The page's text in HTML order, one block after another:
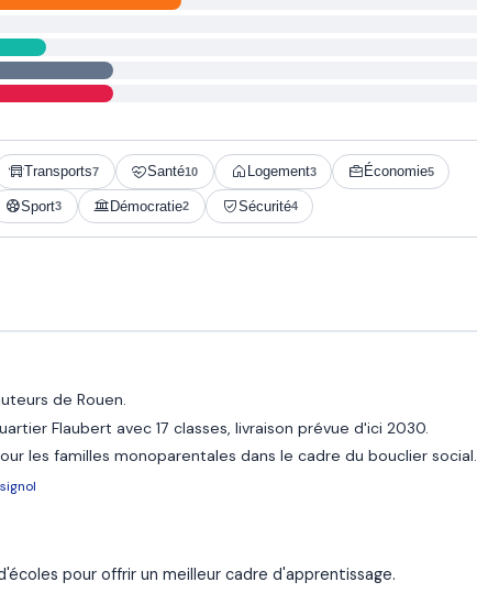
Transports7 Santé10 Logement3 Économie5
Sport3 Démocratie2 Sécurité4
de Rouen.
Flaubert avec 17 classes, livraison prévue d'ici 2030.
les familles monoparentales dans le cadre du bouclier social.
pour offrir un meilleur cadre d'apprentissage.